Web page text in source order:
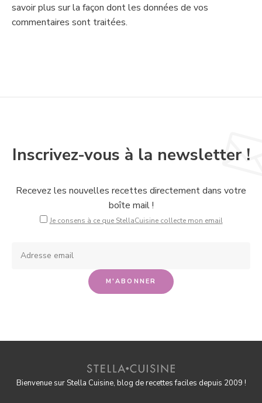
savoir plus sur la façon dont les données de vos
commentaires sont traitées.
Inscrivez-vous à la newsletter !
Recevez les nouvelles recettes directement dans votre
boîte mail !
Je consens à ce que StellaCuisine collecte mon email
Bienvenue sur Stella Cuisine, blog de recettes faciles depuis 2009 !